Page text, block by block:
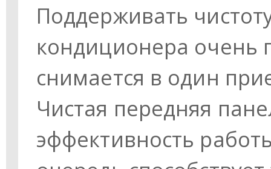
Поддерживать
кондиционера очень
снимается в один
Чистая передняя
эффективность